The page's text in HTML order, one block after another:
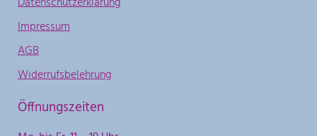
Impressum
AGB
Widerrufsbelehrung
Öffnungszeiten